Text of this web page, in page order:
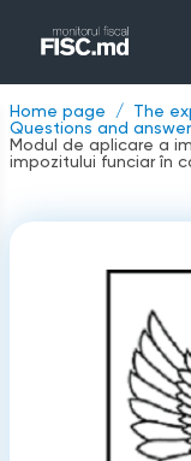
Home page
The
Questions and
Modul de aplicare a
impozitului funciar în